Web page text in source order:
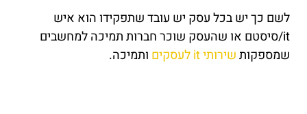
לשם כך יש בכל עסק יש עובד שתפקידו הוא איש
it/סיסטם או שהעסק שוכר חברות תמיכה למחשבים
שמספקותשירותי it לעסקים ותמיכה.